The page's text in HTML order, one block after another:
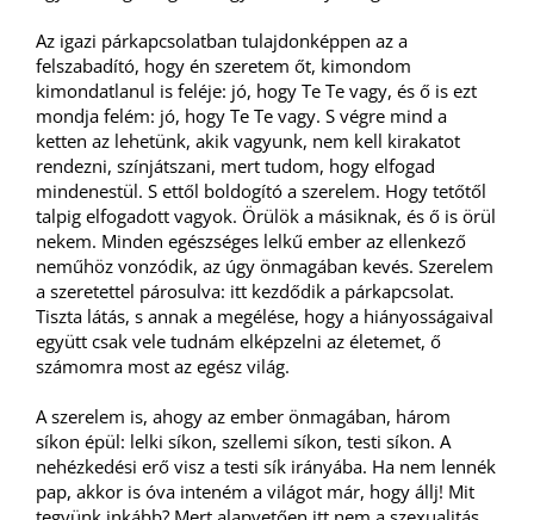
Az igazi párkapcsolatban tulajdonképpen az a
felszabadító, hogy én szeretem őt, kimondom
kimondatlanul is feléje: jó, hogy Te Te vagy, és ő is ezt
mondja felém: jó, hogy Te Te vagy. S végre mind a
ketten az lehetünk, akik vagyunk, nem kell kirakatot
rendezni, színjátszani, mert tudom, hogy elfogad
mindenestül. S ettől boldogító a szerelem. Hogy tetőtől
talpig elfogadott vagyok. Örülök a másiknak, és ő is örül
nekem. Minden egészséges lelkű ember az ellenkező
neműhöz vonzódik, az úgy önmagában kevés. Szerelem
a szeretettel párosulva: itt kezdődik a párkapcsolat.
Tiszta látás, s annak a megélése, hogy a hiányosságaival
együtt csak vele tudnám elképzelni az életemet, ő
számomra most az egész világ.
A szerelem is, ahogy az ember önmagában, három
síkon épül: lelki síkon, szellemi síkon, testi síkon. A
nehézkedési erő visz a testi sík irányába. Ha nem lennék
pap, akkor is óva inteném a világot már, hogy állj! Mit